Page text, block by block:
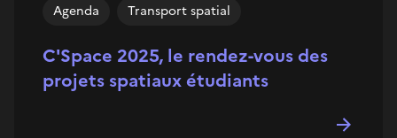
C'Space 2025, le rendez-vous des
projets spatiaux étudiants
Agenda Transport spatial